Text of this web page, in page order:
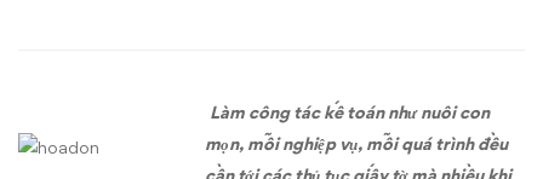
công
Làm công tác kế toánnhư nuôi con
mọn, mỗi nghiệp vụ, mỗi quá trình đều
cần tới các thủ tục giấy tờ mà nhiều khi